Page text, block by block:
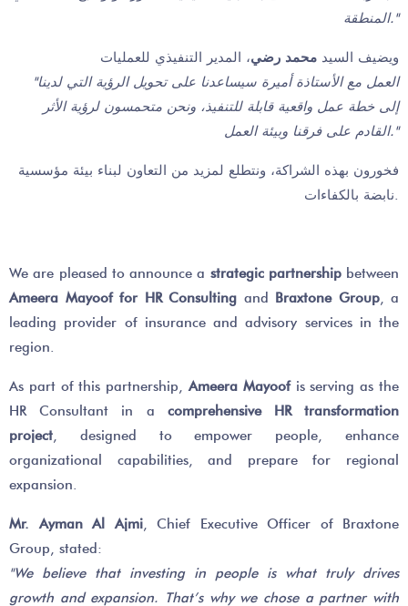
المنطقة."
ويضيف السيد محمد رضي، المدير التنفيذي للعمليات
"العمل مع الأستاذة أميرة سيساعدنا على تحويل الرؤية التي لدينا
إلى خطة عمل واقعية قابلة للتنفيذ، ونحن متحمسون لرؤية الأثر
القادم على فرقنا وبيئة العمل."
نابضة بالكفاءات.
We are pleased to announce a strategic partnershipbetween
Ameera Mayoof for HR Consulting and Braxtone Group, a
leading provider of insurance and advisory services in the
region.
As part of this partnership,Ameera Mayoofis serving as the
HR Consultant in a comprehensive HR transformation
project, designed to empower people, enhance
organizational capabilities, and prepare for regional
expansion.
Mr. Ayman Al Ajmi, Chief Executive Officer of Braxtone
Group, stated:
"We believe that investing in people is what truly drives
growth and expansion. That’s why we chose a partner with